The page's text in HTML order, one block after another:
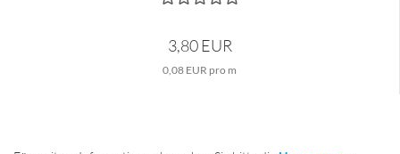
3,80 EUR
0,08 EUR pro m